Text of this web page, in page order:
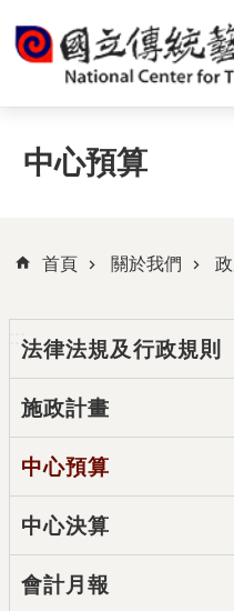
跳到主要內容區塊
中心預算
首頁 關於我們
:::法律法規及行政規則
施政計畫
中心預算
中心決算
會計月報